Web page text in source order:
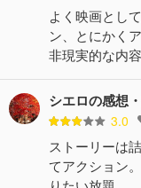
よく映画とし
ン、とにかく
非現実的な内
シエロの感想
3.0
ストーリーは
てアクション